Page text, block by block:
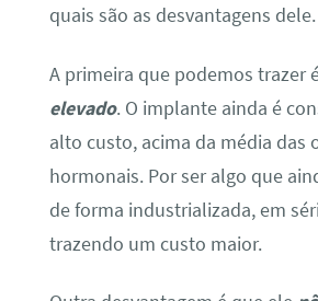
quais são as desvantagens dele.
A primeira que podemos trazer
elevado. O implante ainda é
alto custo, acima da média das
hormonais. Por ser algo que
de forma industrializada, em
trazendo um custo maior.